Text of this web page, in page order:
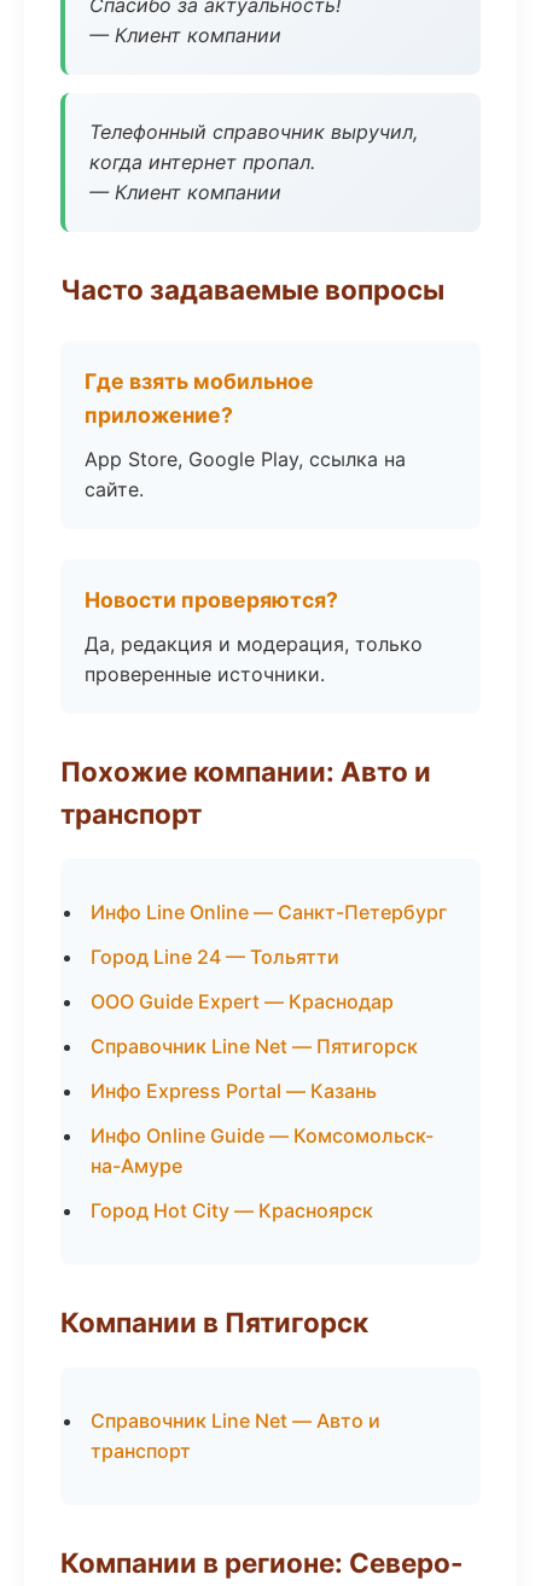
Спасибо за актуальность!
— Клиент компании
Телефонный справочник выручил,
когда интернет пропал.
— Клиент компании
Часто задаваемые вопросы
Где взять мобильное
приложение?
App Store, Google Play, ссылка на
сайте.
Новости проверяются?
Да, редакция и модерация, только
проверенные источники.
Похожие компании: Авто и
транспорт
Инфо Line Online — Санкт-Петербург
Город Line 24 — Тольятти
ООО Guide Expert — Краснодар
Справочник Line Net — Пятигорск
Инфо Express Portal — Казань
Инфо Online Guide — Комсомольск-
на-Амуре
Город Hot City — Красноярск
Компании в Пятигорск
Справочник Line Net — Авто и
транспорт
Компании в регионе: Северо-